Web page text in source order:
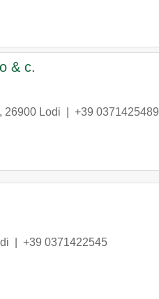
& c.
, 26900 Lodi +39 0371425489
+39 0371422545